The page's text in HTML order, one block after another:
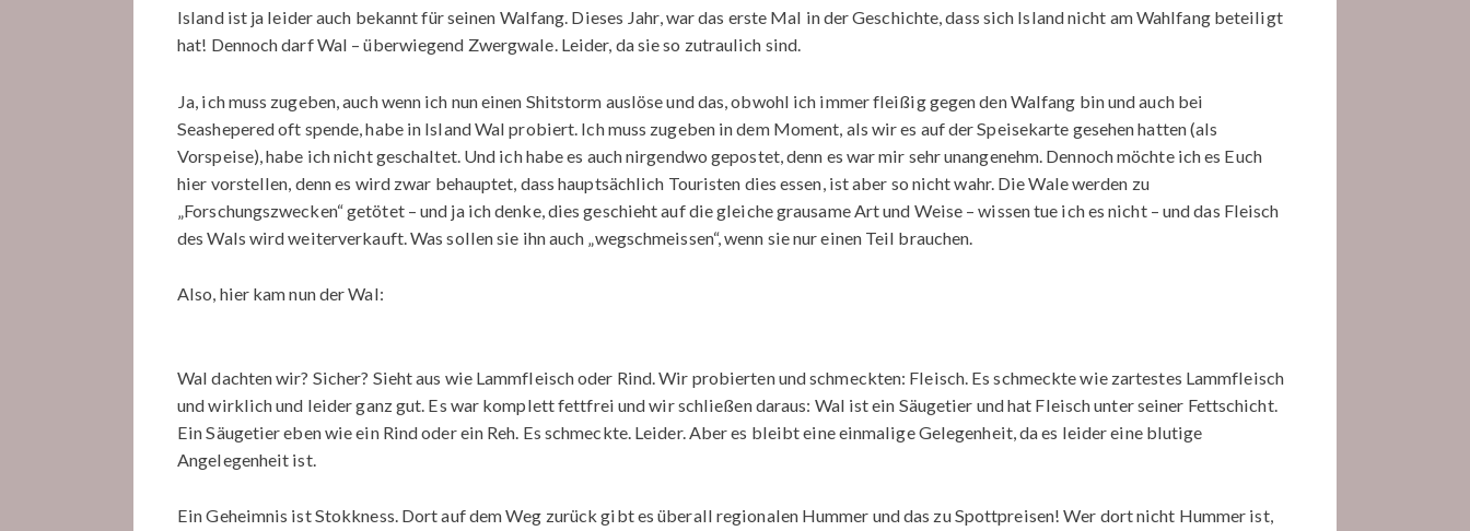
Island ist ja leider auch bekannt für seinen Walfang. Dieses Jahr, war das erste Mal in der Geschichte, dass sich Island nicht am Wahlfang beteiligt
hat! Dennoch darf Wal – überwiegend Zwergwale. Leider, da sie so zutraulich sind.
Ja, ich muss zugeben, auch wenn ich nun einen Shitstorm auslöse und das, obwohl ich immer fleißig gegen den Walfang bin und auch bei
Seashepered oft spende, habe in Island Wal probiert. Ich muss zugeben in dem Moment, als wir es auf der Speisekarte gesehen hatten (als
Vorspeise), habe ich nicht geschaltet. Und ich habe es auch nirgendwo gepostet, denn es war mir sehr unangenehm. Dennoch möchte ich es Euch
hier vorstellen, denn es wird zwar behauptet, dass hauptsächlich Touristen dies essen, ist aber so nicht wahr. Die Wale werden zu
„Forschungszwecken“ getötet – und ja ich denke, dies geschieht auf die gleiche grausame Art und Weise – wissen tue ich es nicht – und das Fleisch
des Wals wird weiterverkauft. Was sollen sie ihn auch „wegschmeissen“, wenn sie nur einen Teil brauchen.
Also, hier kam nun der Wal:
Wal dachten wir? Sicher? Sieht aus wie Lammfleisch oder Rind. Wir probierten und schmeckten: Fleisch. Es schmeckte wie zartestes Lammfleisch
und wirklich und leider ganz gut. Es war komplett fettfrei und wir schließen daraus: Wal ist ein Säugetier und hat Fleisch unter seiner Fettschicht.
Ein Säugetier eben wie ein Rind oder ein Reh. Es schmeckte. Leider. Aber es bleibt eine einmalige Gelegenheit, da es leider eine blutige
Angelegenheit ist.
Ein Geheimnis ist Stokkness. Dort auf dem Weg zurück gibt es überall regionalen Hummer und das zu Spottpreisen! Wer dort nicht Hummer ist,